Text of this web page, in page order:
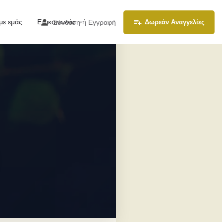
εμάς Επικοινωνία
Σύνδεση ή Εγγραφή Δωρεάν Αναγγελίες